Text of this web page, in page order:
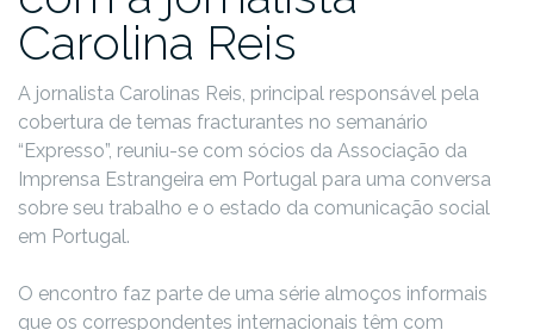
Carolina Reis
A jornalista Carolinas Reis, principal responsável pela
cobertura de temas fracturantes no semanário
“Expresso”, reuniu-se com sócios da Associação da
Imprensa Estrangeira em Portugal para uma conversa
sobre seu trabalho e o estado da comunicação social
em Portugal.
O encontro faz parte de uma série almoços informais
que os correspondentes internacionais têm com